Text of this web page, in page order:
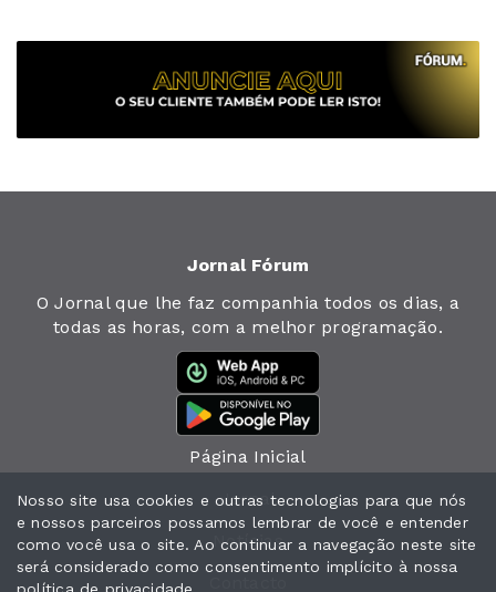
Jornal Fórum
O Jornal que lhe faz companhia todos os dias, a
todas as horas, com a melhor programação.
Página Inicial
Jornal
Notícias
Nosso site usa cookies e outras tecnologias para que nós
e nossos parceiros possamos lembrar de você e entender
como você usa o site. Ao continuar a navegação neste site
será considerado como consentimento implícito à nossa